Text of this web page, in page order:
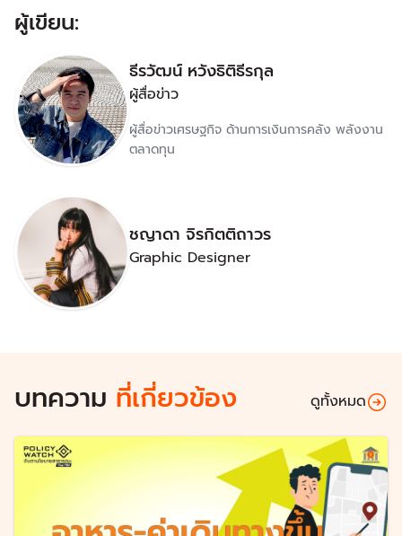
ผู้เขียน:
ธีรวัฒน์ หวังธิติธีรกุล
ผู้สื่อข่าว
ผู้สื่อข่าวเศรษฐกิจ ด้านการเงินการคลัง พลังงาน
ตลาดทุน
ชญาดา จิรกิตติถาวร
Graphic Designer
บทความ ที่เกี่ยวข้อง ดูทั้งหมด